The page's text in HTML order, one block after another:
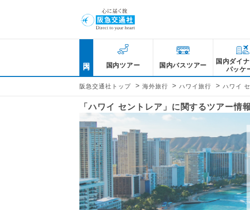
国内ツアー 国内バスツアー
国内ダイ
パッケ
阪急交通社トップ > 海外旅行 > ハワイ旅行 > ハワイ
「ハワイ セントレア」に関するツアー情